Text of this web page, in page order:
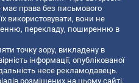
має права без письмового
використовувати, вони не
перекладу, поширенню в
точку зору, викладену в
інформації, опублікованої
несе рекламодавець.
розміщених на цьому сайті,